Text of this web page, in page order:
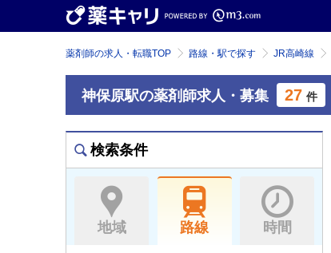
薬剤師の求人・転職TOP 路線・駅で探す JR高崎線
神保原駅の薬剤師求人・募集 27 件
検索条件
地域 路線 時間